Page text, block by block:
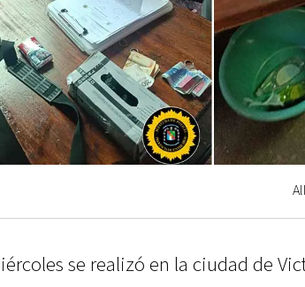
se realizó en la ciudad de